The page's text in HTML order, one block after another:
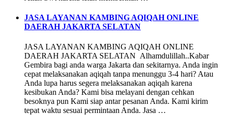
JASA LAYANAN KAMBING AQIQAH ONLINE
DAERAH JAKARTA SELATAN
JASA LAYANAN KAMBING AQIQAH ONLINE
DAERAH JAKARTA SELATAN Alhamdulillah..Kabar
Gembira bagi anda warga Jakarta dan sekitarnya. Anda ingin
cepat melaksanakan aqiqah tanpa menunggu 3-4 hari? Atau
Anda lupa harus segera melaksanakan aqiqah karena
kesibukan Anda? Kami bisa melayani dengan cehkan
besoknya pun Kami siap antar pesanan Anda. Kami kirim
tepat waktu sesuai permintaan Anda. Jasa …